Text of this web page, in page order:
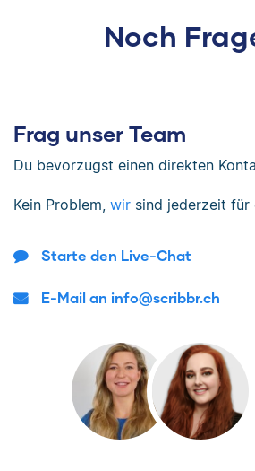
Noch
Frag unser Team
Du bevorzugst einen direkten
Kein Problem, wir sind jederzeit für
Starte den Live-Chat
E-Mail an info@scribbr.ch